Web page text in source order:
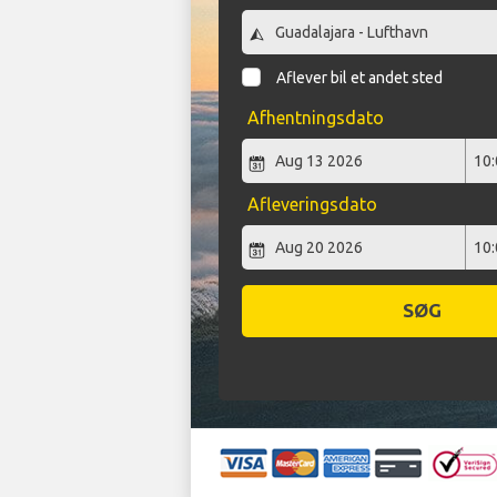
Aflever bil et andet sted
Afhentningsdato
Afleveringsdato
SØG